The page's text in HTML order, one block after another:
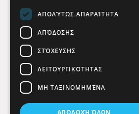
ΑΠΟΛΎΤΩΣ ΑΠΑΡΑΊΤΗΤΑ
ΑΠΌΔΟΣΗΣ
ΣΤΌΧΕΥΣΗΣ
ΛΕΙΤΟΥΡΓΙΚΌΤΗΤΑΣ
ΜΗ ΤΑΞΙΝΟΜΗΜΈΝΑ
ΑΠΟΔΟΧΉ ΌΛΩΝ